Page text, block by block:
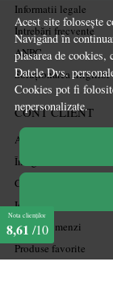
Acest site folosește
Navigând în
plasarea de cookies,
Datele Dvs.
Cookies pot fi
nepersonalizate.
Informatii legale
Întrebări frecvente
ANPC
Soluționarea litigiilor
CONT CLIENT
Acces cont
Înregistrare
Contul meu
Ieșire
Istoric comenzi
Produse favorite
Nota clienților
8,61 /10